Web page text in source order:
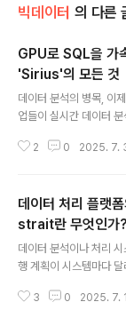
빅데이터 의 다른
GPU로 SQL을 가
'Sirius'의 모든 것
데이터 분석의 병목, 이
업들이 실시간 데이터
에 직면하고 있습니다.
인 Sirius입니다. 기존
서 GPU의 병렬 연산 성
속도 향상을 실현한 것
된 쿼리를 GPU 환경으
수정 없이 고성능 분석
터 분석의 판도를 바꿔
2 0 2025. 7.
데이터 처리 플랫
strait란 무엇인가?
데이터 분석이나 처리
행 계획이 시스템마다
각의 방식으로 동작하는
3 0 2025. 7.